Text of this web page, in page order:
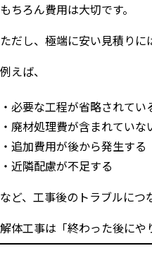
もちろん費用は大切です。
ただし、極端に安い見積りに
例えば、
必要な工程が省略されてい
廃材処理費が含まれていな
追加費用が後から発生する
近隣配慮が不足する
など、工事後のトラブルにつ
解体工事は「終わった後にや